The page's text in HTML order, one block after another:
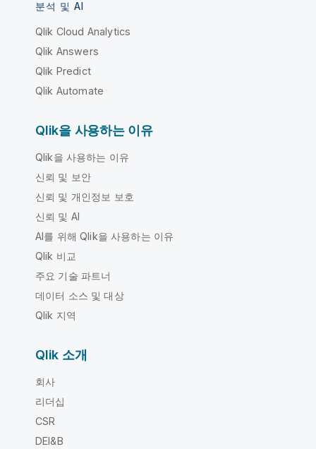
분석 및 AI
Qlik Cloud Analytics
Qlik Answers
Qlik Predict
Qlik Automate
Qlik을 사용하는 이유
Qlik을 사용하는 이유
신뢰 및 보안
신뢰 및 개인정보 보호
신뢰 및 AI
AI를 위해 Qlik을 사용하는 이유
Qlik 비교
주요 기술 파트너
데이터 소스 및 대상
Qlik 지역
Qlik 소개
회사
리더십
CSR
DEI&B